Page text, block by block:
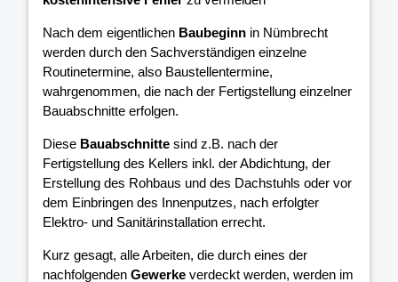
Nach dem eigentlichen Baubeginn in Nümbrecht
werden durch den Sachverständigen einzelne
Routinetermine, also Baustellentermine,
wahrgenommen, die nach der Fertigstellung einzelner
Bauabschnitte erfolgen.
Diese Bauabschnitte sind z.B. nach der
Fertigstellung des Kellers inkl. der Abdichtung, der
Erstellung des Rohbaus und des Dachstuhls oder vor
dem Einbringen des Innenputzes, nach erfolgter
Elektro- und Sanitärinstallation errecht.
Kurz gesagt, alle Arbeiten, die durch eines der
nachfolgenden Gewerke verdeckt werden, werden im